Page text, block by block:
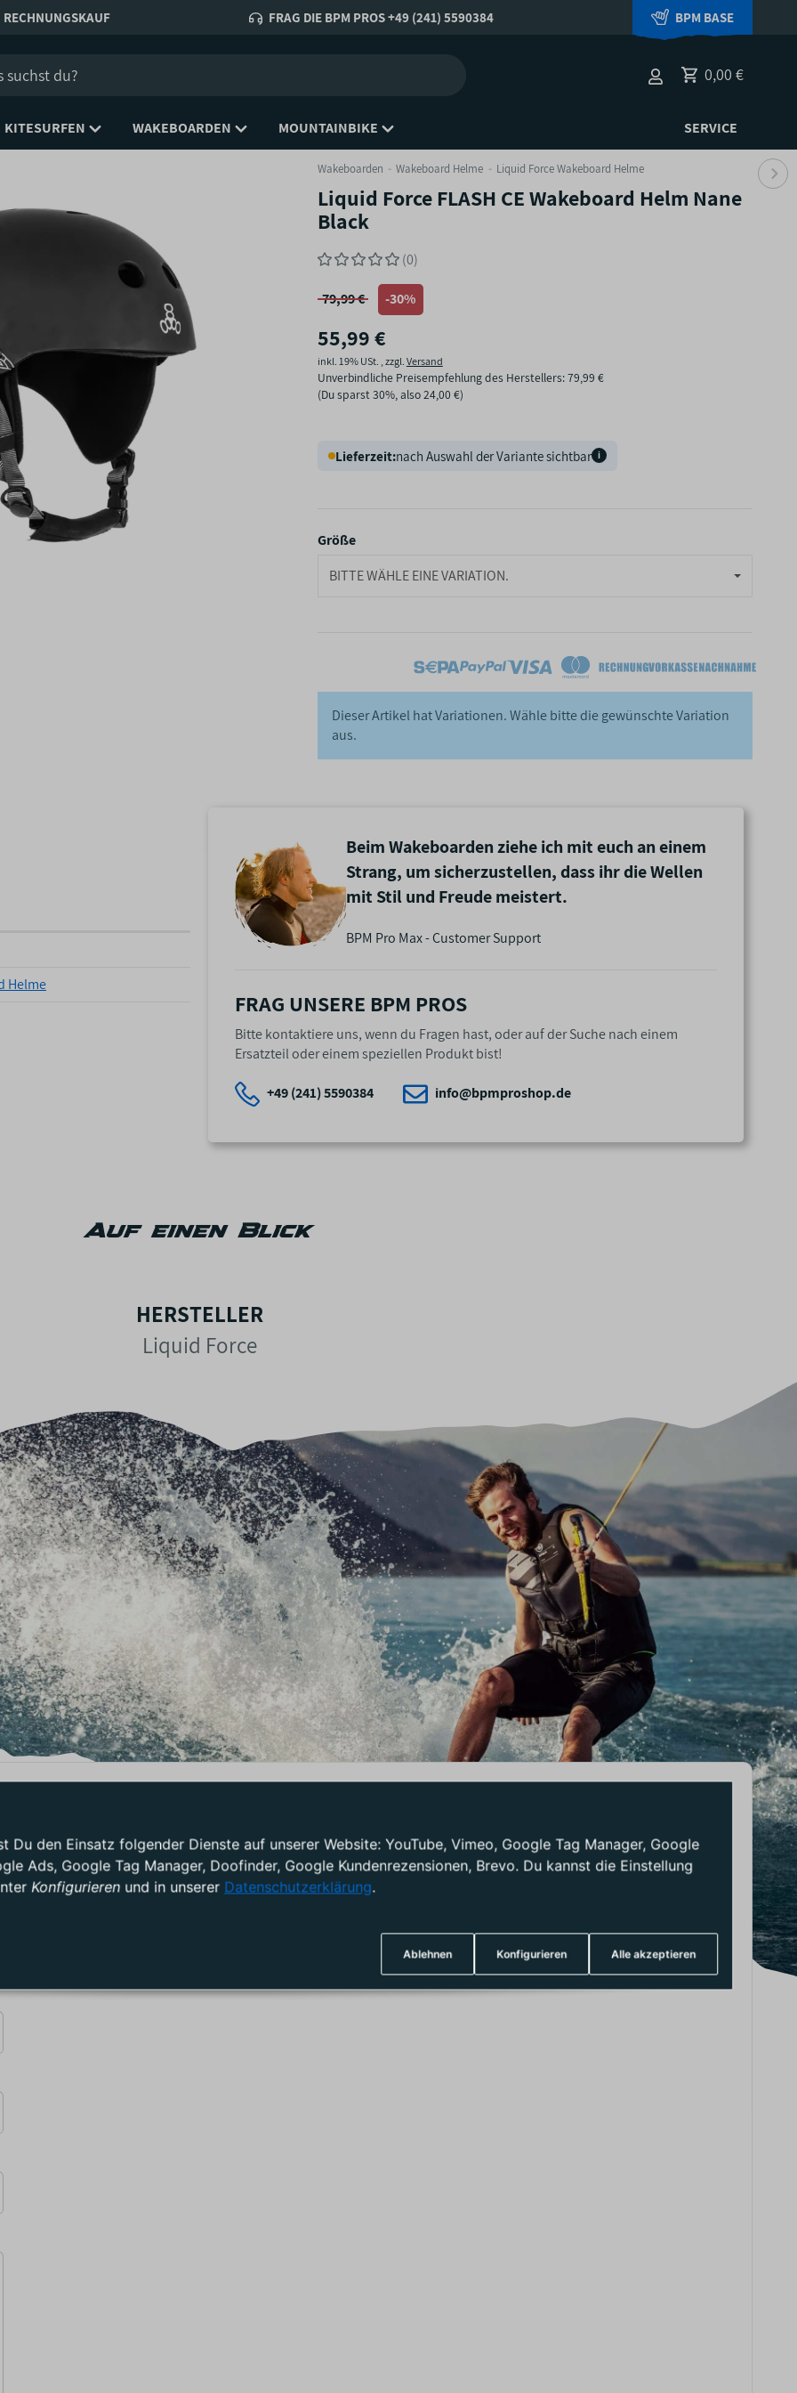
RECHNUNGSKAUF FRAG DIE BPM PROS +49 (241) 5590384 BPM BASE
0,00 €
KITESURFEN WAKEBOARDEN MOUNTAINBIKE SERVICE
Wakeboarden Wakeboard Helme Liquid Force Wakeboard Helme
Liquid Force FLASH CE Wakeboard Helm Nane
Black
(0)
79,99 € -30%
55,99 €
inkl. 19% USt. , zzgl.Versand
Unverbindliche Preisempfehlung des Herstellers:79,99 €
(Du sparst30%, also24,00 €)
Lieferzeit:nach Auswahl der Variante sichtbar i
Größe
BITTE WÄHLE EINE VARIATION.
Dieser Artikel hat Variationen. Wähle bitte die gewünschte Variation
aus.
Helme
Beim Wakeboarden ziehe ich mit euch an einem
Strang, um sicherzustellen, dass ihr die Wellen
mit Stil und Freude meistert.
BPM Pro Max - Customer Support
FRAG UNSERE BPM PROS
Bitte kontaktiere uns, wenn du Fragen hast, oder auf der Suche nach einem
Ersatzteil oder einem speziellen Produkt bist!
+49 (241) 5590384 info@bpmproshop.de
Auf einen Blick
HERSTELLER
Liquid Force
FLASH CE WAKEBOARD HELM NANE BLACK
Du den Einsatz folgender Dienste auf unserer Website: YouTube, Vimeo, Google Tag Manager, Google
Ads, Google Tag Manager, Doofinder, Google Kundenrezensionen, Brevo. Du kannst die Einstellung
Konfigurieren und in unserer Datenschutzerklärung.
Alle akzeptieren
Konfigurieren
Ablehnen